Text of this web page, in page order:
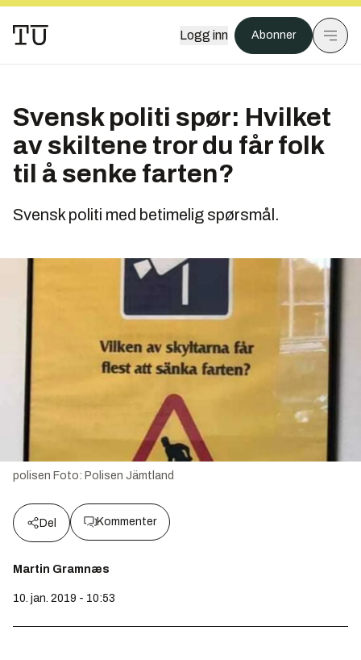
Logg inn Abonner
Svensk politi spør: Hvilket
av skiltene tror du får folk
til å senke farten?
Svensk politi med betimelig spørsmål.
polisen Foto: Polisen Jämtland
Del Kommenter
Martin Gramnæs
10. jan. 2019 - 10:53